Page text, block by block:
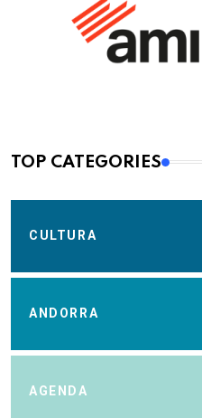
TOP CATEGORIES
CULTURA
ANDORRA
AGENDA